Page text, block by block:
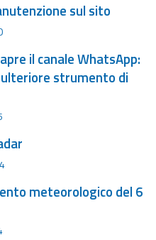
sul sito
il canale WhatsApp:
strumento di
meteorologico del 6